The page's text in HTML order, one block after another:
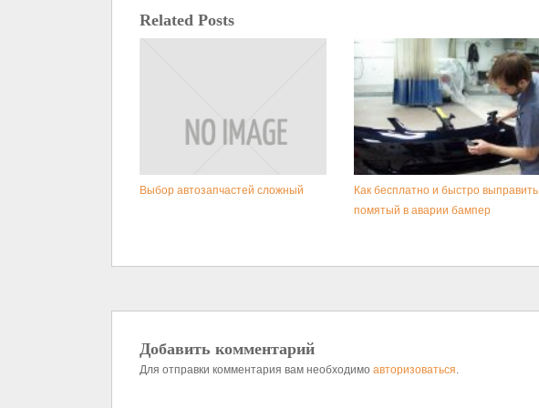
Related Posts
Выбор автозапчастей сложный
Как бесплатно и быстро выправить
помятый в аварии бампер
Добавить комментарий
Для отправки комментария вам необходимо авторизоваться.